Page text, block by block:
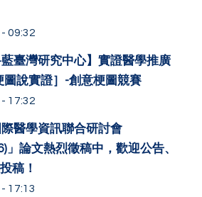
09:32
臺灣研究中心】實證醫學推廣
圖說實證］-創意梗圖競賽
17:32
際醫學資訊聯合研討會
」論文熱烈徵稿中，歡迎公告、
稿！
17:13